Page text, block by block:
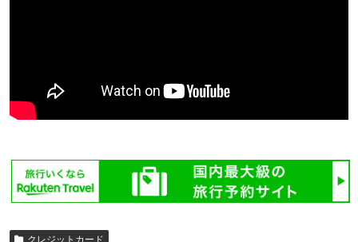
クレジットカード